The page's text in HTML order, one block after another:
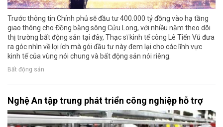
Trước thông tin Chính phủ sẽ đầu tư 400.000 tỷ đồng vào hạ tầng
giao thông cho Đồng bằng sông Cửu Long, với nhiều năm theo dõi
thị trường bất động sản tại đây, Thạc sĩ kinh tế công Lê Tiến Vũ đưa
ra góc nhìn về lợi ích mà gói đầu tư này đem lại cho các lĩnh vực
kinh tế của vùng nói chung và bất động sản nói riêng.
Bất động sản
Nghệ An tập trung phát triển công nghiệp hỗ trợ